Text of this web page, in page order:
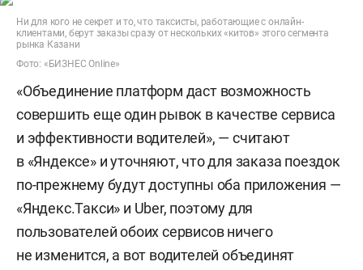
Ни для кого не секрет и то, что таксисты, работающие с онлайн-
клиентами, берут заказы сразу от нескольких «китов» этого сегмента
рынка Казани
Фото: «БИЗНЕС Online»
«Объединение платформ даст возможность
совершить еще один рывок в качестве сервиса
и эффективности водителей», — считают
в «Яндексе» и уточняют, что для заказа поездок
по-прежнему будут доступны оба приложения —
«Яндекс.Такси» и Uber, поэтому для
пользователей обоих сервисов ничего
не изменится, а вот водителей объединят